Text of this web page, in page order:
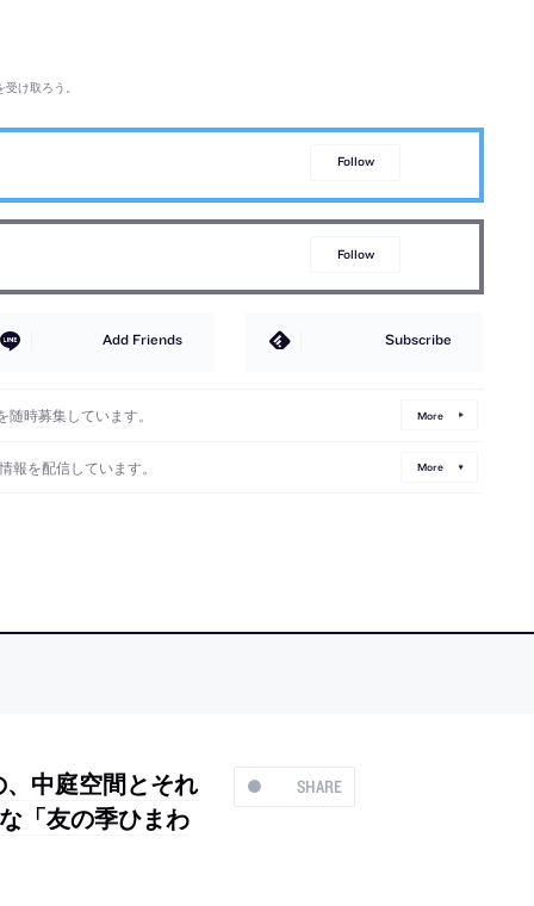
け取ろう。
Follow
Follow
Add Friends Subscribe
時募集しています。 More
報を配信しています。 More
SHARE
中庭空間とそれ
「友の季ひまわ